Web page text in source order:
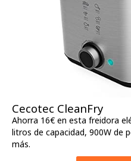
Cecotec CleanFry
Ahorra 16€ en esta freidora
litros de capacidad, 900W de
más.